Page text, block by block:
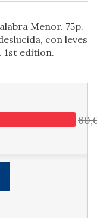
Menor. 75p.
con leves
1st edition.